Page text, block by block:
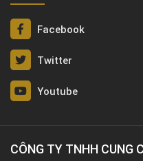
Facebook
Twitter
Youtube
CÔNG TY TNHH CUNG